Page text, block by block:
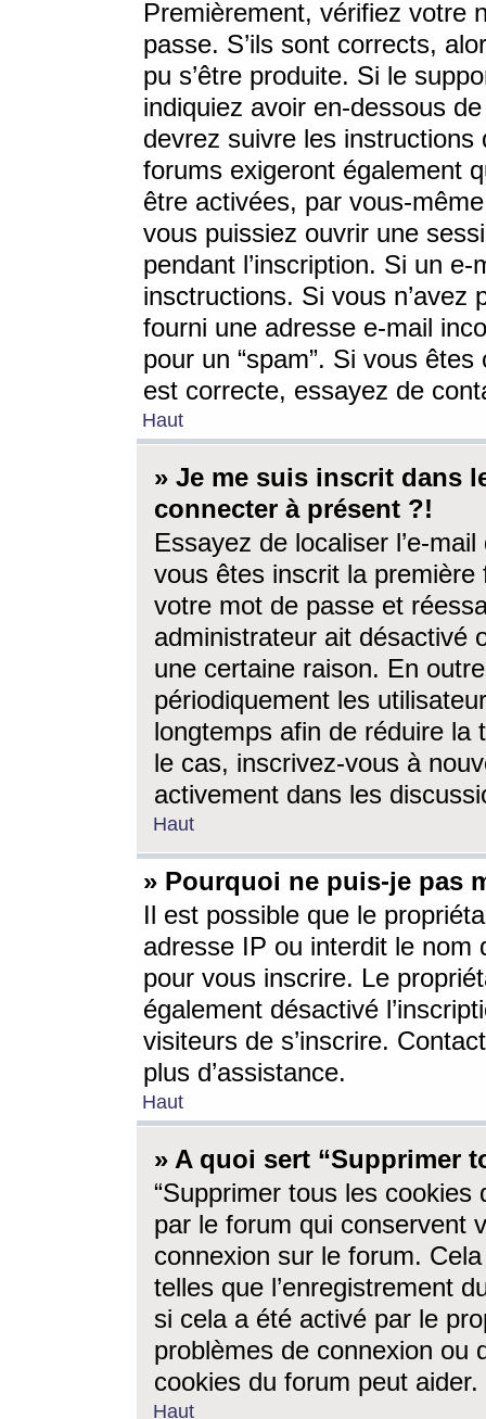
Premièrement, vérifiez votre
passe. S’ils sont corrects,
pu s’être produite. Si le
indiquiez avoir en-dessous
devrez suivre les
forums exigeront également
être activées, par vous-
vous puissiez ouvrir une
pendant l’inscription. Si un
insctructions. Si vous n’avez
fourni une adresse e-mail
pour un “spam”. Si vous
est correcte, essayez de
Haut
» Je me suis inscrit dans
connecter à présent ?!
Essayez de localiser l’e-
vous êtes inscrit la première
votre mot de passe et
administrateur ait désactivé
une certaine raison. En
périodiquement les
longtemps afin de réduire la
le cas, inscrivez-vous à
activement dans les
Haut
» Pourquoi ne puis-je pas
Il est possible que le
adresse IP ou interdit le nom
pour vous inscrire. Le
également désactivé
visiteurs de s’inscrire.
plus d’assistance.
Haut
» A quoi sert “Supprimer
“Supprimer tous les cookies
par le forum qui conservent
connexion sur le forum.
telles que l’enregistrement
si cela a été activé par le
problèmes de connexion ou
cookies du forum peut aider.
Haut